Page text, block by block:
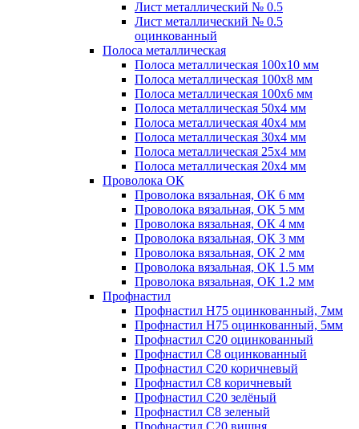
Лист металлический № 0.5
Лист металлический № 0.5
оцинкованный
Полоса металлическая
Полоса металлическая 100х10 мм
Полоса металлическая 100х8 мм
Полоса металлическая 100х6 мм
Полоса металлическая 50х4 мм
Полоса металлическая 40х4 мм
Полоса металлическая 30х4 мм
Полоса металлическая 25х4 мм
Полоса металлическая 20х4 мм
Проволока ОК
Проволока вязальная, ОК 6 мм
Проволока вязальная, ОК 5 мм
Проволока вязальная, ОК 4 мм
Проволока вязальная, ОК 3 мм
Проволока вязальная, ОК 2 мм
Проволока вязальная, ОК 1.5 мм
Проволока вязальная, ОК 1.2 мм
Профнастил
Профнастил H75 оцинкованный, 7мм
Профнастил H75 оцинкованный, 5мм
Профнастил С20 оцинкованный
Профнастил С8 оцинкованный
Профнастил С20 коричневый
Профнастил С8 коричневый
Профнастил С20 зелёный
Профнастил С8 зеленый
Профнастил С20 вишня